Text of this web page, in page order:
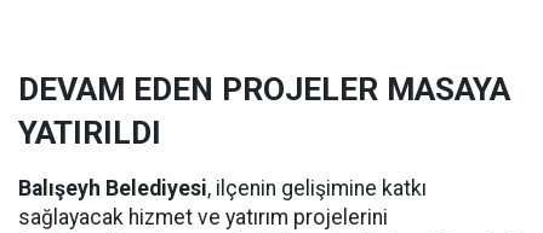
DEVAM EDEN PROJELER MASAYA
YATIRILDI
Balışeyh Belediyesi, ilçenin gelişimine katkı
sağlayacak hizmet ve yatırım projelerini